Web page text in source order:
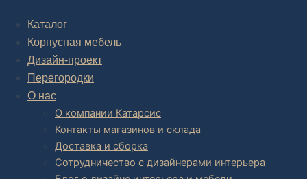
Каталог
Корпусная мебель
Дизайн-проект
Перегородки
О нас
О компании Катарсис
Контакты магазинов и склада
Доставка и сборка
Сотрудничество с дизайнерами интерьера
дизайн проекта интерьера,
В салоне мебелииинтернет магазине дизайнерской мебели
есть и готовые товары, которые можем доставить уже сегодня, и
корпусная мебель на заказ, включая кухни.